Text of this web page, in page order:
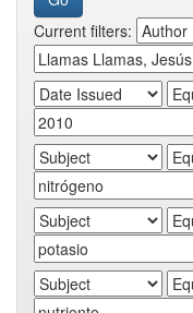
Current filters: